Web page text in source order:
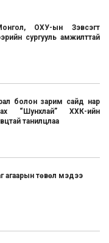
ОХУ-ын Зэвсэгт
сургууль амжилттай
болон зарим сайд нар
“Шунхлай” ХХК-ийн
танилцлаа
агаарын төвөл мэдээ